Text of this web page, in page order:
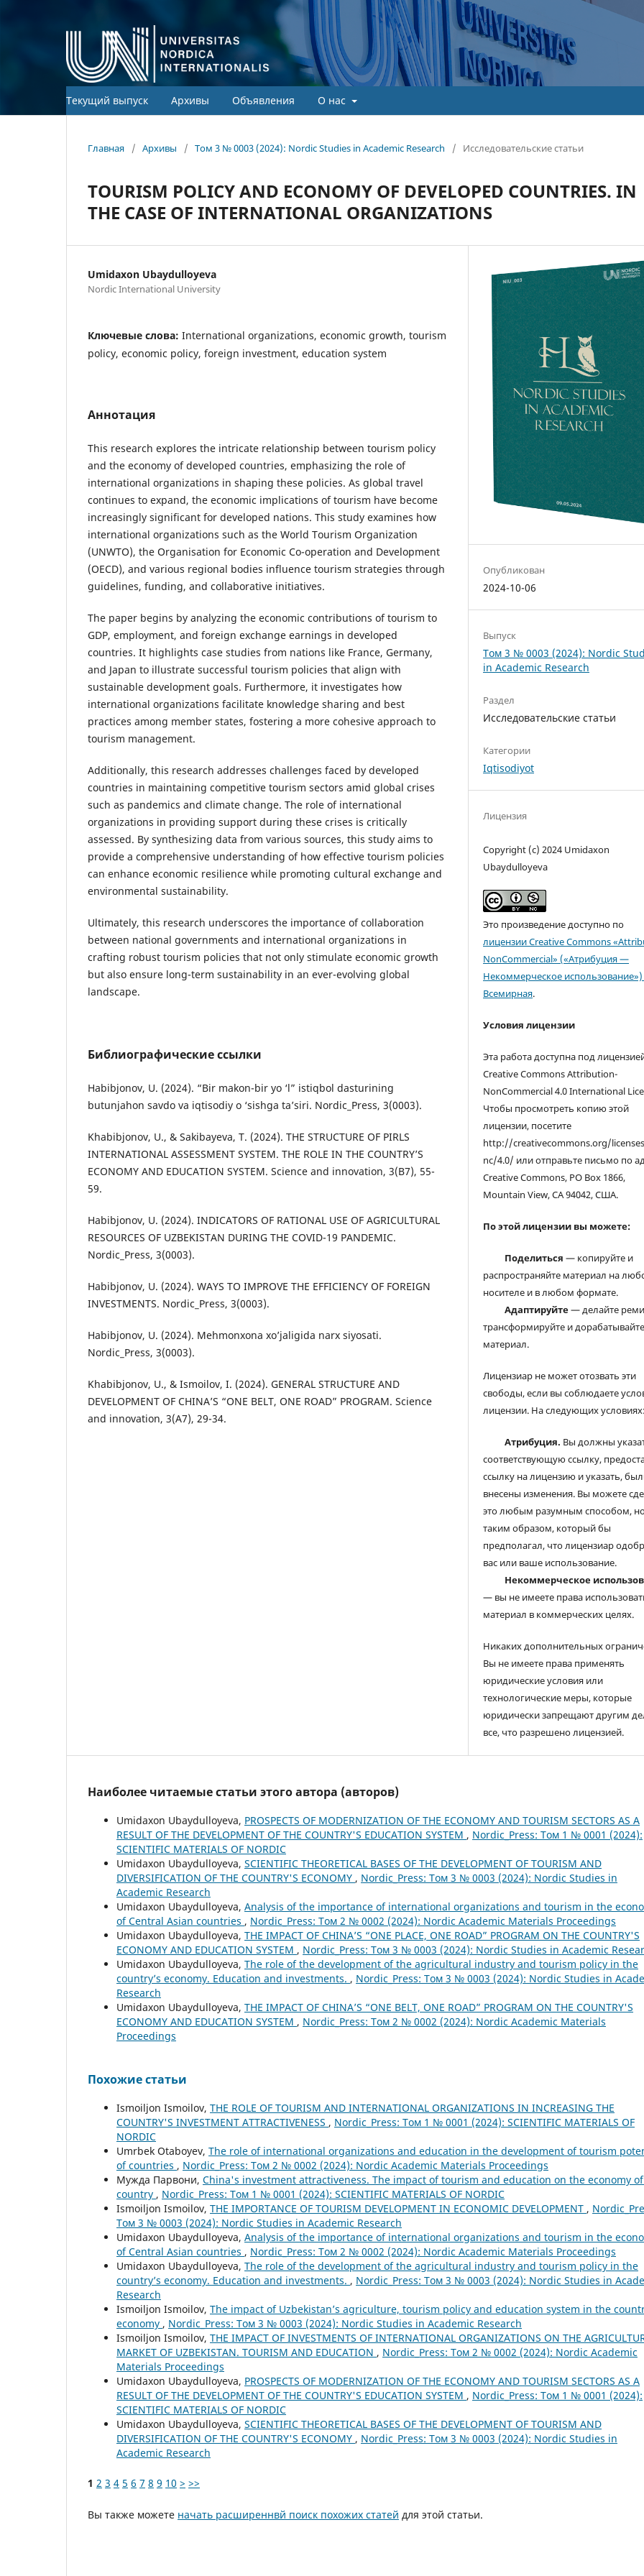
Текущий выпуск Архивы Объявления О нас
Главная / Архивы / Том 3 № 0003 (2024): Nordic Studies in Academic Research / Исследовательские статьи
TOURISM POLICY AND ECONOMY OF DEVELOPED COUNTRIES. IN
THE CASE OF INTERNATIONAL ORGANIZATIONS
Umidaxon Ubaydulloyeva
Nordic International University
Ключевые слова: International organizations, economic growth, tourism
policy, economic policy, foreign investment, education system
Аннотация
This research explores the intricate relationship between tourism policy
and the economy of developed countries, emphasizing the role of
international organizations in shaping these policies. As global travel
continues to expand, the economic implications of tourism have become
increasingly significant for developed nations. This study examines how
international organizations such as the World Tourism Organization
(UNWTO), the Organisation for Economic Co-operation and Development
(OECD), and various regional bodies influence tourism strategies through
guidelines, funding, and collaborative initiatives.
The paper begins by analyzing the economic contributions of tourism to
GDP, employment, and foreign exchange earnings in developed
countries. It highlights case studies from nations like France, Germany,
and Japan to illustrate successful tourism policies that align with
sustainable development goals. Furthermore, it investigates how
international organizations facilitate knowledge sharing and best
practices among member states, fostering a more cohesive approach to
tourism management.
Additionally, this research addresses challenges faced by developed
countries in maintaining competitive tourism sectors amid global crises
such as pandemics and climate change. The role of international
organizations in providing support during these crises is critically
assessed. By synthesizing data from various sources, this study aims to
provide a comprehensive understanding of how effective tourism policies
can enhance economic resilience while promoting cultural exchange and
environmental sustainability.
Ultimately, this research underscores the importance of collaboration
between national governments and international organizations in
crafting robust tourism policies that not only stimulate economic growth
but also ensure long-term sustainability in an ever-evolving global
landscape.
Библиографические ссылки
Habibjonov, U. (2024). “Bir makon-bir yo ‘l” istiqbol dasturining
butunjahon savdo va iqtisodiy o ‘sishga ta’siri. Nordic_Press, 3(0003).
Khabibjonov, U., & Sakibayeva, T. (2024). THE STRUCTURE OF PIRLS
INTERNATIONAL ASSESSMENT SYSTEM. THE ROLE IN THE COUNTRY’S
ECONOMY AND EDUCATION SYSTEM. Science and innovation, 3(B7), 55-
59.
Habibjonov, U. (2024). INDICATORS OF RATIONAL USE OF AGRICULTURAL
RESOURCES OF UZBEKISTAN DURING THE COVID-19 PANDEMIC.
Nordic_Press, 3(0003).
Habibjonov, U. (2024). WAYS TO IMPROVE THE EFFICIENCY OF FOREIGN
INVESTMENTS. Nordic_Press, 3(0003).
Habibjonov, U. (2024). Mehmonxona xo’jaligida narx siyosati.
Nordic_Press, 3(0003).
Khabibjonov, U., & Ismoilov, I. (2024). GENERAL STRUCTURE AND
DEVELOPMENT OF CHINA’S “ONE BELT, ONE ROAD” PROGRAM. Science
and innovation, 3(A7), 29-34.
Опубликован
2024-10-06
Выпуск
Том 3 № 0003 (2024): Nordic
in Academic Research
Раздел
Исследовательские статьи
Категории
Iqtisodiyot
Лицензия
Copyright (c) 2024 Umidaxon
Ubaydulloyeva
Это произведение доступно по
лицензии Creative Commons
NonCommercial» («Атрибуция —
Некоммерческое использование»)
Всемирная.
Условия лицензии
Эта работа доступна под
Creative Commons Attribution-
NonCommercial 4.0 International
Чтобы просмотреть копию этой
лицензии, посетите
http://creativecommons.org/
nc/4.0/ или отправьте письмо по
Creative Commons, PO Box 1866,
Mountain View, CA 94042, США.
По этой лицензии вы можете:
Поделиться — копируйте и
распространяйте материал на
носителе и в любом формате.
Адаптируйте— делайте
трансформируйте и дорабатывайте
материал.
Лицензиар не может отозвать эти
свободы, если вы соблюдаете
лицензии. На следующих условиях:
Атрибуция. Вы должны
соответствующую ссылку,
ссылку на лицензию и указать,
внесены изменения. Вы можете
это любым разумным способом,
таким образом, который бы
предполагал, что лицензиар
вас или ваше использование.
Некоммерческое
— вы не имеете права
материал в коммерческих целях.
Никаких дополнительных
Вы не имеете права применять
юридические условия или
технологические меры, которые
юридически запрещают другим
все, что разрешено лицензией.
Наиболее читаемые статьи этого автора (авторов)
Umidaxon Ubaydulloyeva, PROSPECTS OF MODERNIZATION OF THE ECONOMY AND TOURISM SECTORS AS A
RESULT OF THE DEVELOPMENT OF THE COUNTRY'S EDUCATION SYSTEM , Nordic_Press: Том 1 № 0001 (2024):
SCIENTIFIC MATERIALS OF NORDIC
Umidaxon Ubaydulloyeva, SCIENTIFIC THEORETICAL BASES OF THE DEVELOPMENT OF TOURISM AND
DIVERSIFICATION OF THE COUNTRY'S ECONOMY , Nordic_Press: Том 3 № 0003 (2024): Nordic Studies in
Academic Research
Umidaxon Ubaydulloyeva, Analysis of the importance of international organizations and tourism in the
of Central Asian countries , Nordic_Press: Том 2 № 0002 (2024): Nordic Academic Materials Proceedings
Umidaxon Ubaydulloyeva, THE IMPACT OF CHINA’S “ONE PLACE, ONE ROAD” PROGRAM ON THE COUNTRY'S
ECONOMY AND EDUCATION SYSTEM , Nordic_Press: Том 3 № 0003 (2024): Nordic Studies in Academic
Umidaxon Ubaydulloyeva, The role of the development of the agricultural industry and tourism policy in the
country’s economy. Education and investments. , Nordic_Press: Том 3 № 0003 (2024): Nordic Studies in
Research
Umidaxon Ubaydulloyeva, THE IMPACT OF CHINA’S “ONE BELT, ONE ROAD” PROGRAM ON THE COUNTRY'S
ECONOMY AND EDUCATION SYSTEM , Nordic_Press: Том 2 № 0002 (2024): Nordic Academic Materials
Proceedings
Похожие статьи
Ismoiljon Ismoilov, THE ROLE OF TOURISM AND INTERNATIONAL ORGANIZATIONS IN INCREASING THE
COUNTRY'S INVESTMENT ATTRACTIVENESS , Nordic_Press: Том 1 № 0001 (2024): SCIENTIFIC MATERIALS OF
NORDIC
Umrbek Otaboyev, The role of international organizations and education in the development of tourism
of countries , Nordic_Press: Том 2 № 0002 (2024): Nordic Academic Materials Proceedings
Мужда Парвони, China's investment attractiveness. The impact of tourism and education on the economy
country , Nordic_Press: Том 1 № 0001 (2024): SCIENTIFIC MATERIALS OF NORDIC
Ismoiljon Ismoilov, THE IMPORTANCE OF TOURISM DEVELOPMENT IN ECONOMIC DEVELOPMENT ,
Том 3 № 0003 (2024): Nordic Studies in Academic Research
Umidaxon Ubaydulloyeva, Analysis of the importance of international organizations and tourism in the
of Central Asian countries , Nordic_Press: Том 2 № 0002 (2024): Nordic Academic Materials Proceedings
Umidaxon Ubaydulloyeva, The role of the development of the agricultural industry and tourism policy in the
country’s economy. Education and investments. , Nordic_Press: Том 3 № 0003 (2024): Nordic Studies in
Research
Ismoiljon Ismoilov, The impact of Uzbekistan’s agriculture, tourism policy and education system in the
economy , Nordic_Press: Том 3 № 0003 (2024): Nordic Studies in Academic Research
Ismoiljon Ismoilov, THE IMPACT OF INVESTMENTS OF INTERNATIONAL ORGANIZATIONS ON THE
MARKET OF UZBEKISTAN. TOURISM AND EDUCATION , Nordic_Press: Том 2 № 0002 (2024): Nordic Academic
Materials Proceedings
Umidaxon Ubaydulloyeva, PROSPECTS OF MODERNIZATION OF THE ECONOMY AND TOURISM SECTORS AS A
RESULT OF THE DEVELOPMENT OF THE COUNTRY'S EDUCATION SYSTEM , Nordic_Press: Том 1 № 0001 (2024):
SCIENTIFIC MATERIALS OF NORDIC
Umidaxon Ubaydulloyeva, SCIENTIFIC THEORETICAL BASES OF THE DEVELOPMENT OF TOURISM AND
DIVERSIFICATION OF THE COUNTRY'S ECONOMY , Nordic_Press: Том 3 № 0003 (2024): Nordic Studies in
Academic Research
1 2 3 4 5 6 7 8 9 10 > >>
Вы также можете начать расширеннвй поиск похожих статей для этой статьи.